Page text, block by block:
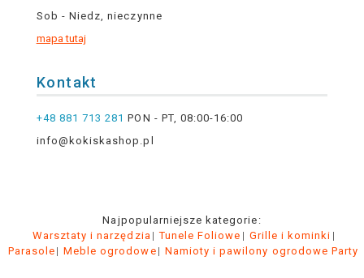
Sob - Niedz, nieczynne
mapa tutaj
Kontakt
+48 881 713 281 PON - PT, 08:00-16:00
info@kokiskashop.pl
Najpopularniejsze kategorie:
Warsztaty i narzędzia
Tunele Foliowe
Grille i kominki
Parasole
Meble ogrodowe Namioty i pawilony ogrodowe Party